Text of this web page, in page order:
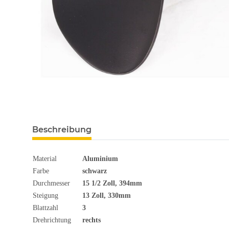
Beschreibung
Material
Aluminium
Farbe
schwarz
Durchmesser
15 1/2 Zoll, 394mm
Steigung
13 Zoll, 330mm
Blattzahl
3
Drehrichtung
rechts